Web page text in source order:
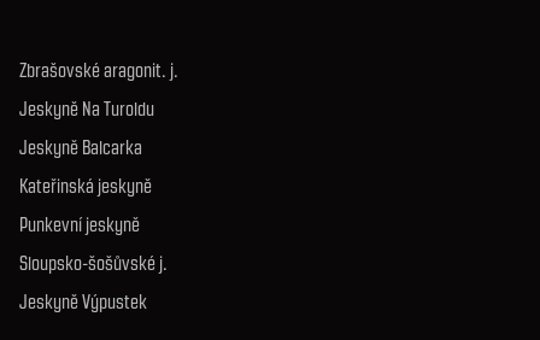
Zbrašovské aragonit. j.
Jeskyně Na Turoldu
Jeskyně Balcarka
Kateřinská jeskyně
Punkevní jeskyně
Sloupsko-šošůvské j.
Jeskyně Výpustek